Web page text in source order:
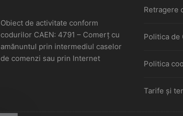
Obiect de activitate conform
codurilor CAEN: 4791 – Comerţ cu
amănuntul prin intermediul caselor
de comenzi sau prin Internet
Retragere
Politica de
Politica
Tarife și